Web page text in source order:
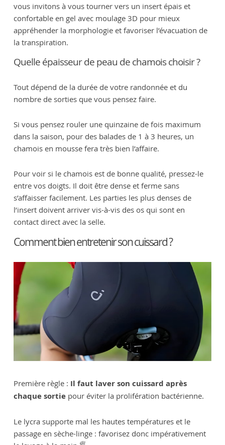
vous invitons à vous tourner vers un insert épais et
confortable en gel avec moulage 3D pour mieux
appréhender la morphologie et favoriser l’évacuation de
la transpiration.
Quelle épaisseur de peau de chamois choisir ?
Tout dépend de la durée de votre randonnée et du
nombre de sorties que vous pensez faire.
Si vous pensez rouler une quinzaine de fois maximum
dans la saison, pour des balades de 1 à 3 heures, un
chamois en mousse fera très bien l’affaire.
Pour voir si le chamois est de bonne qualité, pressez-le
entre vos doigts. Il doit être dense et ferme sans
s’affaisser facilement. Les parties les plus denses de
l’insert doivent arriver vis-à-vis des os qui sont en
contact direct avec la selle.
Comment bien entretenir son cuissard ?
Première règle : Il faut laver son cuissard après
chaque sortiepour éviter la prolifération bactérienne.
Le lycra supporte mal les hautes températures et le
passage en sèche-linge : favorisez donc impérativement